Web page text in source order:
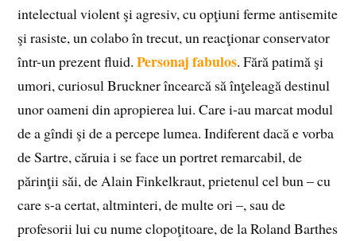
intelectual violent şi agresiv, cu opţiuni ferme antisemite
şi rasiste, un colabo în trecut, un reacţionar conservator
într-un prezent fluid.Personaj fabulos. Fără patimă şi
umori, curiosul Bruckner încearcă să înţeleagă destinul
unor oameni din apropierea lui. Care i-au marcat modul
de a gîndi şi de a percepe lumea. Indiferent dacă e vorba
de Sartre, căruia i se face un portret remarcabil, de
părinţii săi, de Alain Finkelkraut, prietenul cel bun – cu
care s-a certat, altminteri, de multe ori –, sau de
profesorii lui cu nume clopoţitoare, de la Roland Barthes